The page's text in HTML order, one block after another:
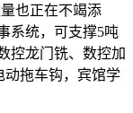
也正在不竭添
系统，可支撑5吨
控龙门铣、数控加
动拖车钩，宾馆学